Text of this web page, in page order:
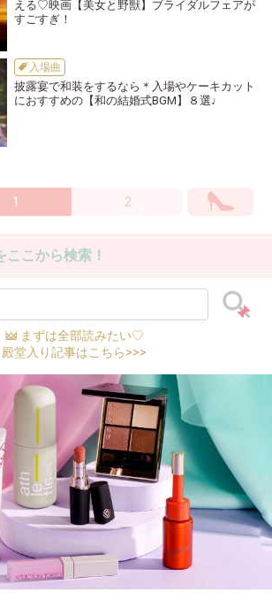
える♡映画【美女と野獣】ブライダルフェアが
すごすぎ！
入場曲
披露宴で和装をするなら＊入場やケーキカット
におすすめの【和の結婚式BGM】８選♩
1 2
こから検索！
まずは全部読みたい♡
殿堂入り記事はこちら>>>